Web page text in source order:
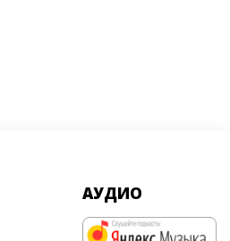
АУДИО